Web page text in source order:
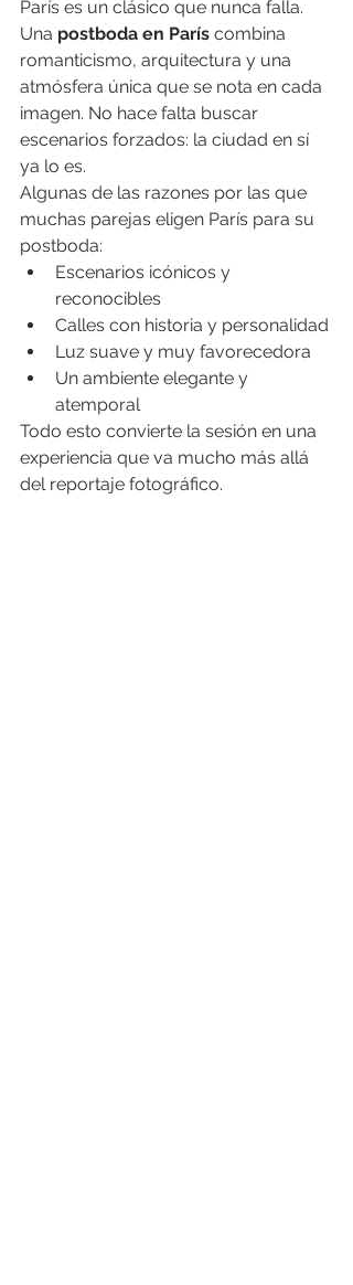
París es un clásico que nunca falla.
Una postboda en París combina
romanticismo, arquitectura y una
atmósfera única que se nota en cada
imagen. No hace falta buscar
escenarios forzados: la ciudad en sí
ya lo es.
Algunas de las razones por las que
muchas parejas eligen París para su
postboda:
Escenarios icónicos y
reconocibles
Calles con historia y personalidad
Luz suave y muy favorecedora
Un ambiente elegante y
atemporal
Todo esto convierte la sesión en una
experiencia que va mucho más allá
del reportaje fotográfico.